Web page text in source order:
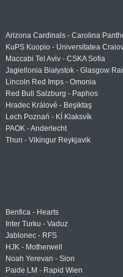
Arizona Cardinals - Carolina
KuPS Kuopio - Universitatea
Maccabi Tel Aviv - CSKA Sofia
Jagiellonia Białystok - Glasgow
Lincoln Red Imps - Omonia
Red Bull Salzburg - Paphos
Hradec Králové - Beşiktaş
Lech Poznań - KÍ Klaksvík
PAOK - Anderlecht
Thun - Vikingur Reykjavik
Benfica - Hearts
Inter Turku - Vaduz
Jablonec - RFS
HJK - Motherwell
Noah Yerevan - Sion
Paide LM - Rapid Wien